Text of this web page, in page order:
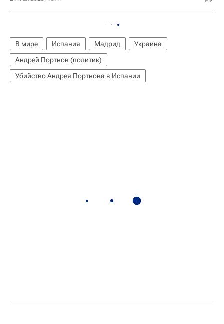
В мире Испания Мадрид
Украина
Андрей Портнов (политик)
Убийство Андрея Портнова в Испании